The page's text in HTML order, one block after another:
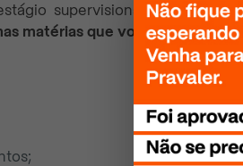
supervisionado e
matérias que você encontrará